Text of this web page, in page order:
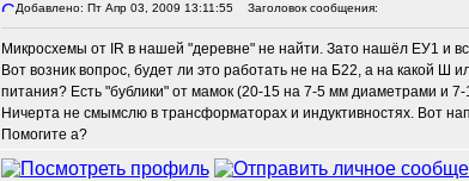
Добавлено: Пт Апр 03, 2009 13:11:55 Заголовок сообщения:
Микросхемы от IR в нашей "деревне" не найти. Зато нашёл ЕУ1 и
Вот возник вопрос, будет ли это работать не на Б22, а на какой Ш
питания? Есть "бублики" от мамок (20-15 на 7-5 мм диаметрами и
Ничерта не смымслю в трансформаторах и индуктивностях. Вот
Помогите а?